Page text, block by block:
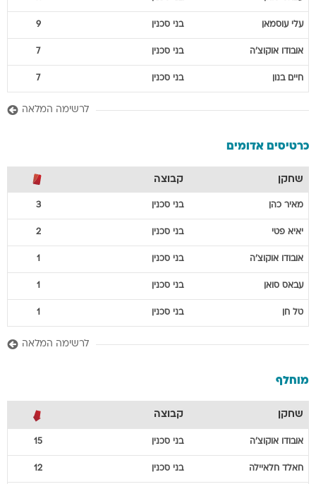
עלי עוסמאן בני סכנין 9
אובודו אוקוצ'ה בני סכנין 7
חיים בנון בני סכנין 7
לרשימה המלאה
כרטיסים אדומים
שחקן קבוצה
מאיר כהן בני סכנין 3
יאיא פטי בני סכנין 2
אובודו אוקוצ'ה בני סכנין 1
עבאס סואן בני סכנין 1
טל חן בני סכנין 1
לרשימה המלאה
מוחלף
שחקן קבוצה
אובודו אוקוצ'ה בני סכנין 15
חאלד חלאיילה בני סכנין 12